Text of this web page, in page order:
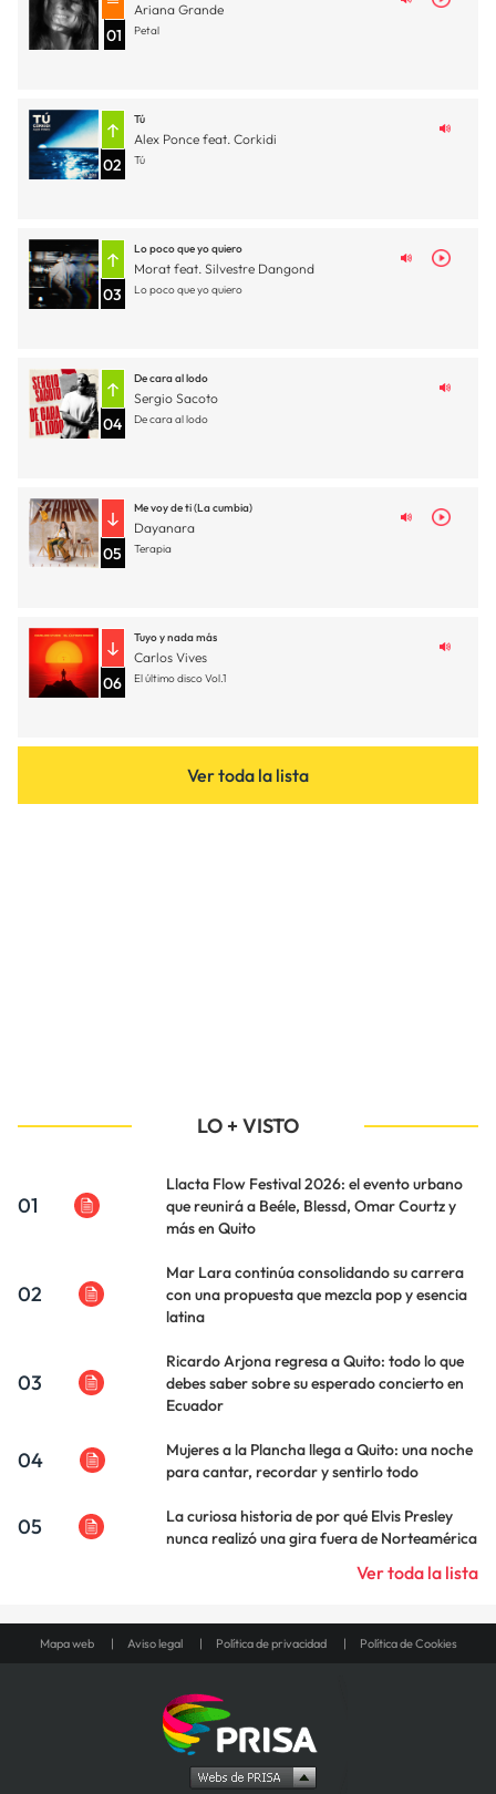
01
Ariana Grande
Petal
02
Tú
Alex Ponce feat. Corkidi
Tú
03
Lo poco que yo quiero
Morat feat. Silvestre Dangond
Lo poco que yo quiero
04
De cara al lodo
Sergio Sacoto
De cara al lodo
05
Me voy de ti (La cumbia)
Dayanara
Terapia
06
Tuyo y nada más
Carlos Vives
El último disco Vol.1
Ver toda la lista
LO + VISTO
01
Llacta Flow Festival 2026: el evento urbano
que reunirá a Beéle, Blessd, Omar Courtz y
más en Quito
02
Mar Lara continúa consolidando su carrera
con una propuesta que mezcla pop y esencia
latina
03
Ricardo Arjona regresa a Quito: todo lo que
debes saber sobre su esperado concierto en
Ecuador
04
Mujeres a la Plancha llega a Quito: una noche
para cantar, recordar y sentirlo todo
05
La curiosa historia de por qué Elvis Presley
nunca realizó una gira fuera de Norteamérica
Ver toda la lista
Mapa web Aviso legal Política de privacidad Política de Cookies